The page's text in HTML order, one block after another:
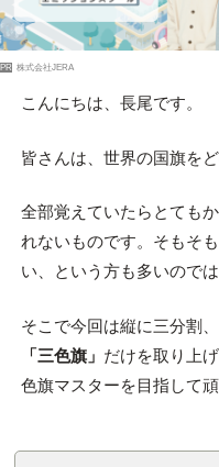
PR 株式会社JERA
こんにちは、長尾です。
皆さんは、世界の国旗を
全部覚えていたらとても
れないものです。そもそ
い、という方も多いので
そこで今回は縦に三分割
「三色旗」 だけを取り上
色旗マスターを目指して